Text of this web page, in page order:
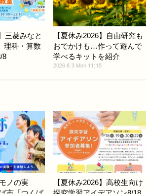
三菱みなと
理科・算数
8
【夏休み2026】自由研究も
おでかけも…作って遊んで
学べるキットを紹介
2026.8.3 Mon 11:15
ノの実
【夏休み2026】高校生向け